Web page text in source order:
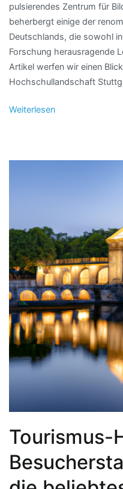
pulsierendes Zentrum für
beherbergt einige der
Deutschlands, die sowohl
Forschung herausragende
Artikel werfen wir einen
Hochschullandschaft
Weiterlesen
Tourismus-